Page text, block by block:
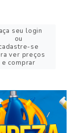
seu login
ou
se
ver preços
e comprar